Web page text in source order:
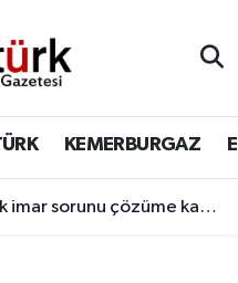
KEMERBURGAZ
sorunu çözüme kavuşuyor
Haritası
ve Fikstür